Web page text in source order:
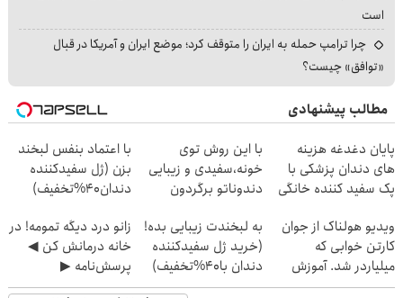
است
چرا ترامپ حمله به ایران را متوقف کرد؛ موضع ایران و آمریکا در قبال
«توافق» چیست؟
مطالب پیشنهادی
پایان دغدغه هزینه
های دندان پزشکی با
پک سفید کننده خانگی
با این روش توی
خونه،سفیدی و زیبایی
دندوناتو برگردون
با اعتماد بنفس لبخند
بزن (ژل سفیدکننده
دندان40%تخفیف)
ویدیو هولناک از جوان
کارتن خوابی که
میلیاردر شد. آموزش
رایگان
به لبخندت زیبایی بده!
(خرید ژل سفیدکننده
دندان با40%تخفیف)
زانو درد دیگه تمومه! در
خانه درمانش کن ◀
پرسش‌نامه ▶